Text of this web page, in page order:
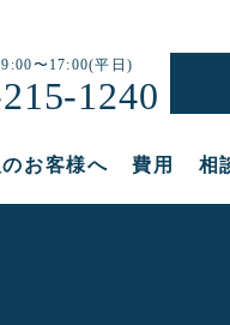
〜17:00(平日)
1240
お客様へ 費用 相